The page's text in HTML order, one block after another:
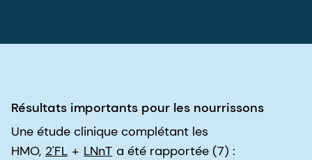
Résultats importants pour les nourrissons
Une étude clinique complétant les
HMO, 2'FL + LNnT a été rapportée (7) :